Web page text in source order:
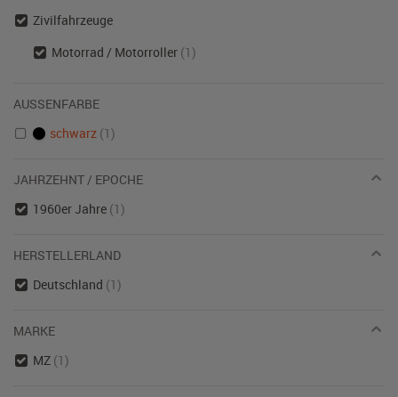
Zivilfahrzeuge
Motorrad / Motorroller (1)
AUSSENFARBE
schwarz (1)
JAHRZEHNT / EPOCHE
1960er Jahre (1)
HERSTELLERLAND
Deutschland (1)
MARKE
MZ (1)